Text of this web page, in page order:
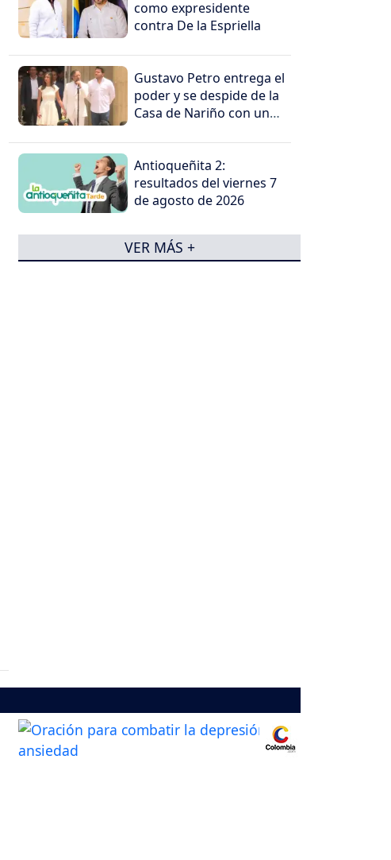
como expresidente
contra De la Espriella
Gustavo Petro entrega el
poder y se despide de la
Casa de Nariño con un
Antioqueñita 2:
resultados del viernes 7
de agosto de 2026
VER MÁS +